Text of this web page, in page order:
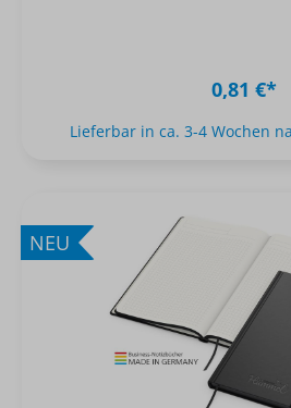
0,81 €*
Lieferbar in ca. 3-4 Wochen
NEU